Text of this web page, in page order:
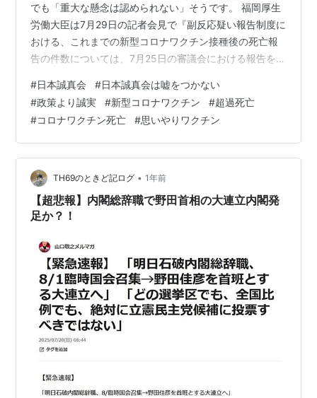
でも「重大な懸念は認められない」そうです。 福岡厚生
労働大臣は7月29日の記者会見で『副反応疑い報告制度に
おける、これまでの新型コロナワクチン接種後の死亡報
告の件数については、7月25日の審議会における報告を含
新型コロナワクチンの副反応を疑う症状について、副反
応疑い報告制度等に基づき、医師や製造販売業者等から
報告があった場合には、審議会において全例評価してお
り、現時点で重大な懸念は認められないと評価されてい
ます。』と述べたそうです。 日本誠真会党首である吉野
敏明さんの今朝のライヴ…
#日本誠真会 #日本誠真会は嘘をつかない
#政策より誠実 #新型コロナワクチン #超過死亡
#コロナワクチン死亡 #思いやりワクチン
TH69のときど記ログ • 1年前
【超悲報】内閣総辞職で野田首相の大連立内閣発
足か？！